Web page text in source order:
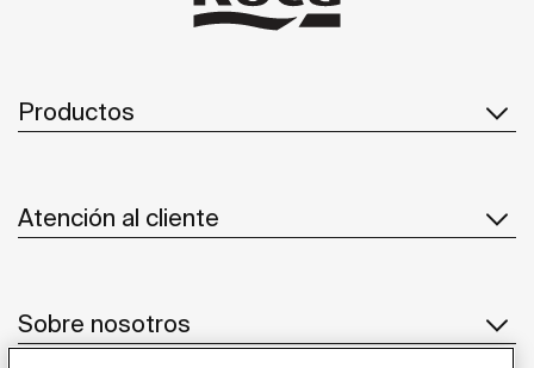
Productos
Atención al cliente
Sobre nosotros